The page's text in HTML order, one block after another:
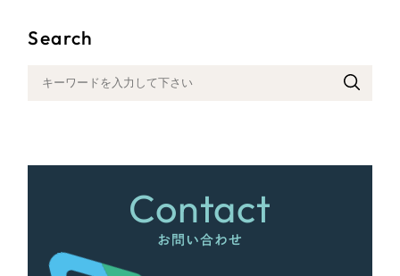
Search
Contact
お問い合わせ